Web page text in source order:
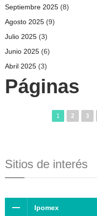
Septiembre 2025 (8)
Agosto 2025 (9)
Julio 2025 (3)
Junio 2025 (6)
Abril 2025 (3)
Páginas
1 2 3
Sitios de interés
Ipomex